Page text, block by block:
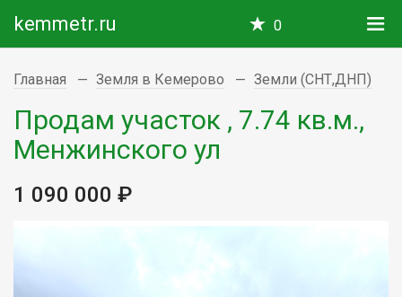
kemmetr.ru 0
Главная Земля в Кемерово Земли (СНТ,ДНП)
Продам участок , 7.74 кв.м.,
Менжинского ул
1 090 000 ₽